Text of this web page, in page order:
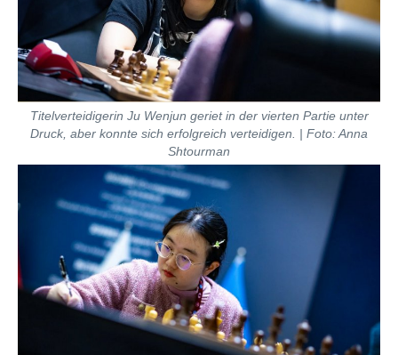
Titelverteidigerin Ju Wenjun geriet in der vierten Partie unter
Druck, aber konnte sich erfolgreich verteidigen. | Foto: Anna
Shtourman